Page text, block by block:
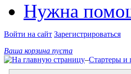
Нужна
Войти на сайт Зарегистрироваться
Ваша корзина пуста
–Стартеры и